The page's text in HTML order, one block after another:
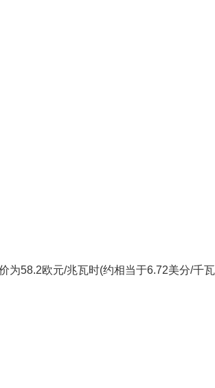
58.2欧元/兆瓦时(约相当于6.72美分/千